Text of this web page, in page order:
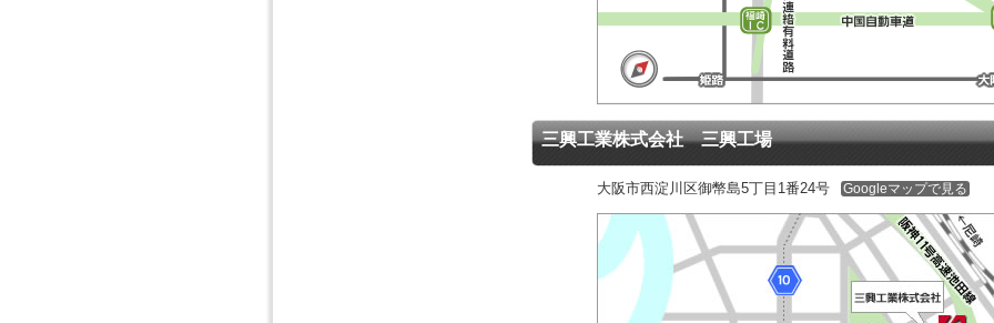
三興工業株式会社 三興工場
大阪市西淀川区御幣島5丁目1番24号 Googleマップで見る